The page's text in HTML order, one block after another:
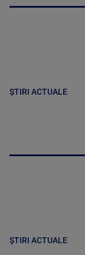
ȘTIRI ACTUALE
ȘTIRI ACTUALE